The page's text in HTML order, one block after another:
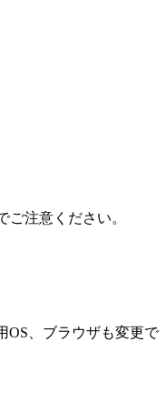
注意ください。
OS、ブラウザも変更で